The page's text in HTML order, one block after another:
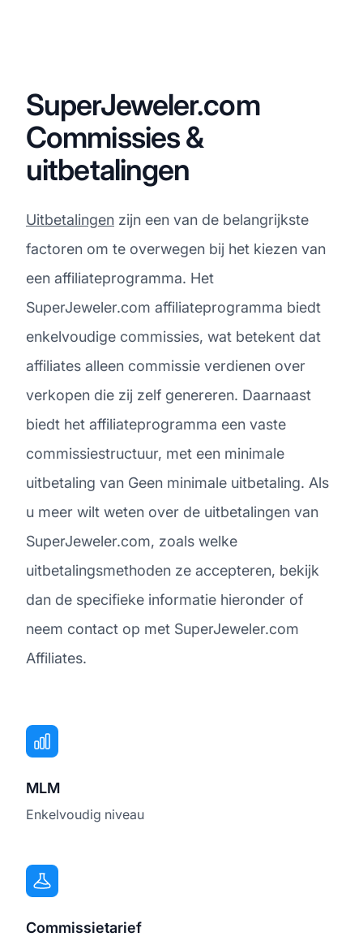
SuperJeweler.com
Commissies &
uitbetalingen
Uitbetalingen zijn een van de belangrijkste
factoren om te overwegen bij het kiezen van
een affiliateprogramma. Het
SuperJeweler.com affiliateprogramma biedt
enkelvoudige commissies, wat betekent dat
affiliates alleen commissie verdienen over
verkopen die zij zelf genereren. Daarnaast
biedt het affiliateprogramma een vaste
commissiestructuur, met een minimale
uitbetaling van Geen minimale uitbetaling. Als
u meer wilt weten over de uitbetalingen van
SuperJeweler.com, zoals welke
uitbetalingsmethoden ze accepteren, bekijk
dan de specifieke informatie hieronder of
neem contact op met SuperJeweler.com
Affiliates.
MLM
Enkelvoudig niveau
Commissietarief